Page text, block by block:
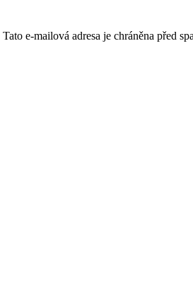
Tato e-mailová adresa je chráněna před